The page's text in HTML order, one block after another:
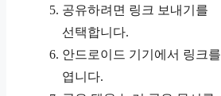
공유하려면 링크 보내기를
선택합니다.
안드로이드 기기에서 링크를
엽니다.